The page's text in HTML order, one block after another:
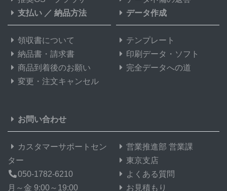
支払い ／ 納品方法
領収書について
納品書・請求書
商品到着後のお願い
変更・注文キャンセル
データ作成
テンプレート
印刷データ・ソフト
完全データへの道
お問い合わせ
カスタマーサポートセン
ター
050-1782-6210
月～金 9:00～19:00
営業推進部 営業課
東京支店
よくある質問
お見積もり